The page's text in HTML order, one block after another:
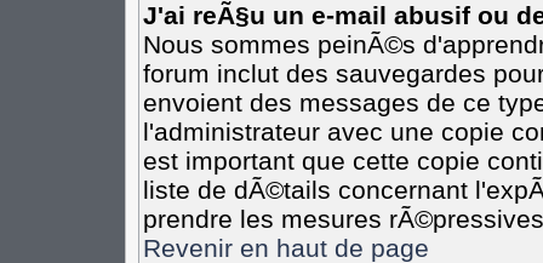
J'ai reÃ§u un e-mail abusif ou
Nous sommes peinÃ©s
forum inclut des sauvegardes
envoient des messages de ce
l'administrateur avec une copie
est important que cette copie
liste de dÃ©tails concernant
prendre les mesures
Revenir en haut de page